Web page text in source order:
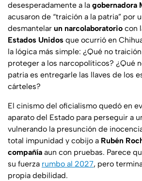
desesperadamente a la gobernadora
acusaron de “traición a la patria” por
desmantelar un narcolaboratorio con
Estados Unidos que ocurrió en
la lógica más simple: ¿Qué no
proteger a los narcopolíticos? ¿Qué
patria es entregarle las llaves de los
cárteles?
El cinismo del oficialismo quedó en
aparato del Estado para perseguir a
vulnerando la presunción de
total impunidad y cobijo a Rubén
compañía aun con pruebas. Parece
su fuerza rumbo al 2027, pero
propia debilidad.